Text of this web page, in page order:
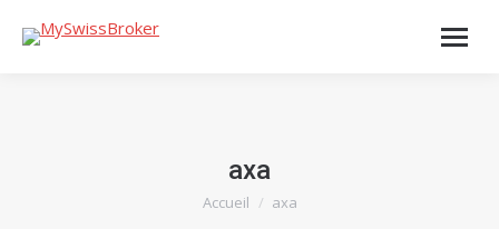
axa
Vous êtes ici :
Accueil axa